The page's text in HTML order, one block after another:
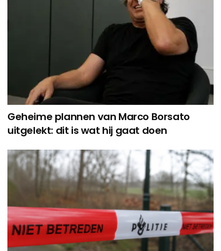
Geheime plannen van Marco Borsato
uitgelekt: dit is wat hij gaat doen